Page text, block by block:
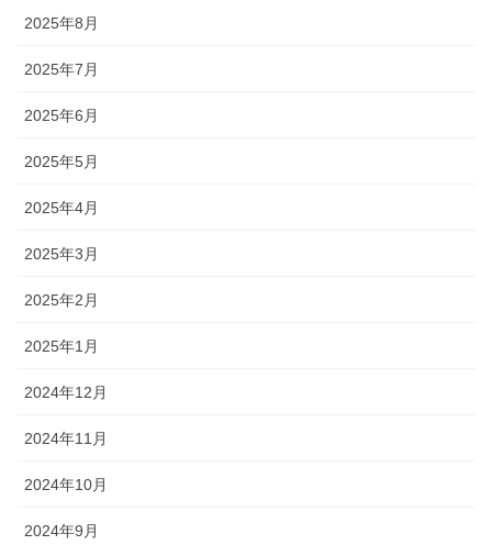
2025年8月
2025年7月
2025年6月
2025年5月
2025年4月
2025年3月
2025年2月
2025年1月
2024年12月
2024年11月
2024年10月
2024年9月